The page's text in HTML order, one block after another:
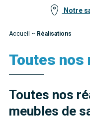
Notre
Accueil ~ Réalisations
Toutes
Toutes nos
meubles de